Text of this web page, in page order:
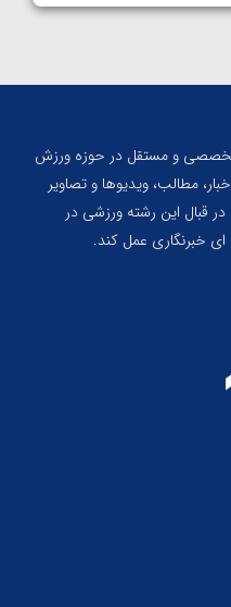
تخصصی و مستقل در حوزه ورزش
مطالب، ویدیوها و تصاویر
قبال این رشته ورزشی در
خبرنگاری عمل کند.